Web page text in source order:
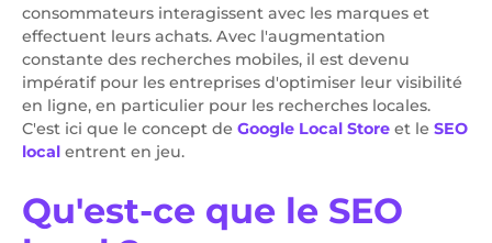
consommateurs interagissent avec les marques et
effectuent leurs achats. Avec l'augmentation
constante des recherches mobiles, il est devenu
impératif pour les entreprises d'optimiser leur visibilité
en ligne, en particulier pour les recherches locales.
C'est ici que le concept de Google Local Store et le SEO
local entrent en jeu.
Qu'est-ce que le SEO